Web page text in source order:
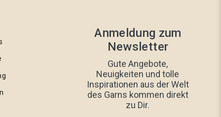
232 Meleret brun
Anmeldung zum
Newsletter
Gute Angebote,
Neuigkeiten und tolle
Inspirationen aus der Welt
des Garns kommen direkt
zu Dir.